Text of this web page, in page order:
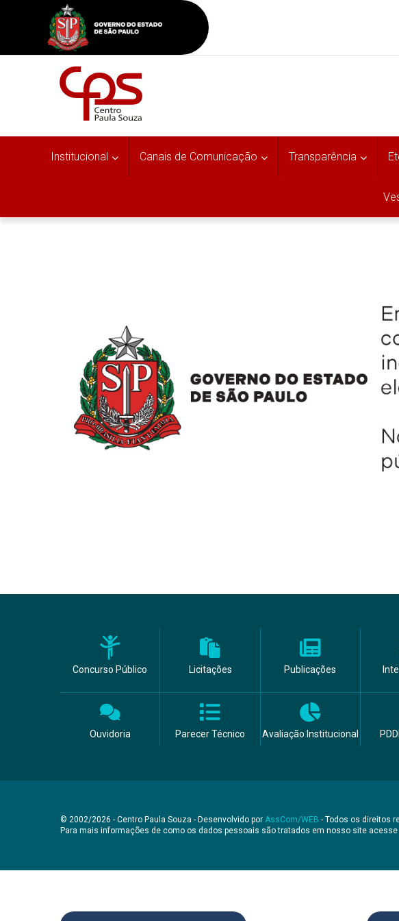
Institucional Canais de Comunicação Transparência
Concurso Público Licitações Publicações
Ouvidoria Parecer Técnico Avaliação Institucional
© 2002/2026 - Centro Paula Souza - Desenvolvido por AssCom/WEB - Todos os direitos
Para mais informações de como os dados pessoais são tratados em nosso site acesse